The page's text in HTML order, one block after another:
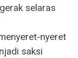
selaras
nyeret
saksi